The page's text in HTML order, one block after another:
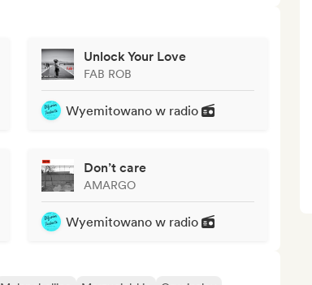
Unlock Your Love
FAB ROB
Wyemitowano w radio
Don’t care
AMARGO
Wyemitowano w radio